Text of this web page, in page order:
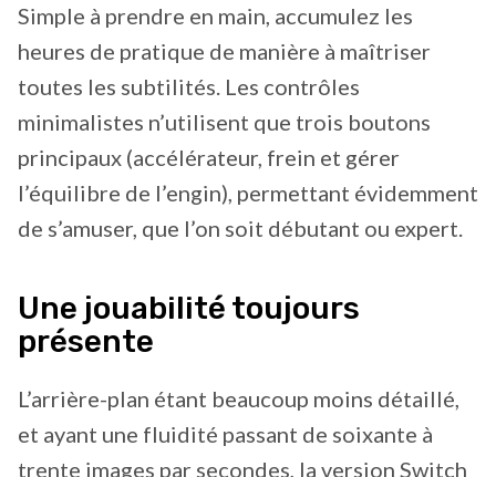
Simple à prendre en main, accumulez les
heures de pratique de manière à maîtriser
toutes les subtilités. Les contrôles
minimalistes n’utilisent que trois boutons
principaux (accélérateur, frein et gérer
l’équilibre de l’engin), permettant évidemment
de s’amuser, que l’on soit débutant ou expert.
Une jouabilité toujours
présente
L’arrière-plan étant beaucoup moins détaillé,
et ayant une fluidité passant de soixante à
trente images par secondes, la version Switch